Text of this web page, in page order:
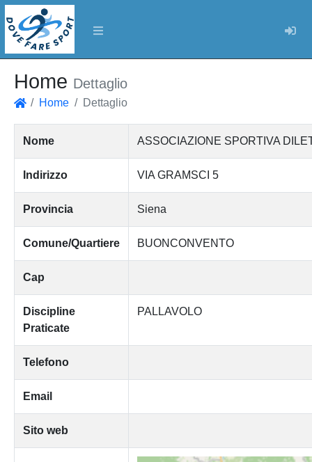
Home Dettaglio
Home Dettaglio
Nome ASSOCIAZIONE SPORTIVA
Indirizzo VIA GRAMSCI 5
Provincia Siena
Comune/Quartiere BUONCONVENTO
Cap
Discipline
Praticate
PALLAVOLO
Telefono
Email
Sito web